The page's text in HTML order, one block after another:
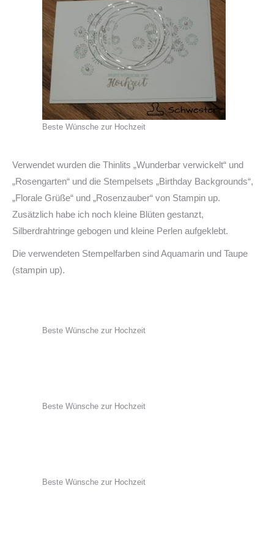
Beste Wünsche zur Hochzeit
Verwendet wurden die Thinlits „Wunderbar verwickelt“ und
„Rosengarten“ und die Stempelsets „Birthday Backgrounds“,
„Florale Grüße“ und „Rosenzauber“ von Stampin up.
Zusätzlich habe ich noch kleine Blüten gestanzt,
Silberdrahtringe gebogen und kleine Perlen aufgeklebt.
Die verwendeten Stempelfarben sind Aquamarin und Taupe
(stampin up).
Beste Wünsche zur Hochzeit
Beste Wünsche zur Hochzeit
Beste Wünsche zur Hochzeit